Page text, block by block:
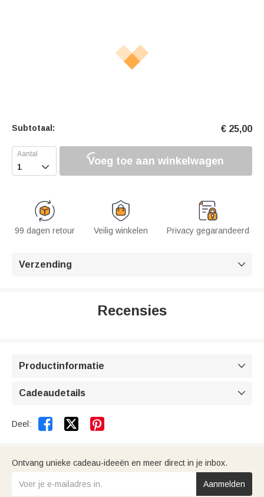
Subtotaal: € 25,00
 Voeg toe aan winkelwagen
99 dagen retour Veilig winkelen Privacy gegarandeerd
Verzending 
Recensies
Productinformatie 
Cadeaudetails 
Deel:  
Ontvang unieke cadeau-ideeën en meer direct in je inbox.
Aanmelden